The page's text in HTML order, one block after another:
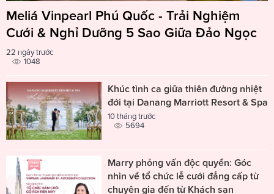
Meliá Vinpearl Phú Quốc - Trải Nghiệm
Cưới & Nghỉ Dưỡng 5 Sao Giữa Đảo Ngọc
22 ngày trước
1048
Khúc tình ca giữa thiên đường nhiệt
đới tại Danang Marriott Resort & Spa
10 tháng trước
5694
Marry phỏng vấn độc quyền: Góc
nhìn về tổ chức lễ cưới đẳng cấp từ
chuyên gia đến từ Khách sạn